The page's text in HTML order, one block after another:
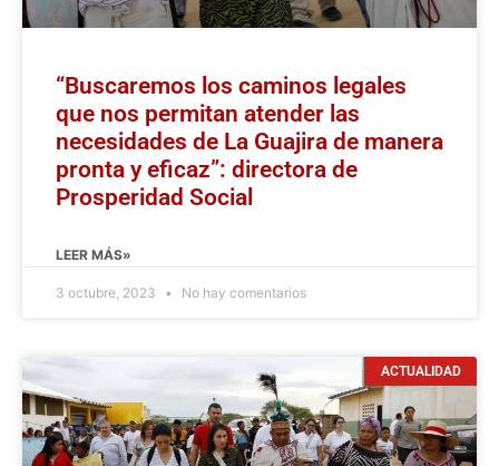
“Buscaremos los caminos legales
que nos permitan atender las
necesidades de La Guajira de manera
pronta y eficaz”: directora de
Prosperidad Social
LEER MÁS»
3 octubre, 2023 No hay comentarios
ACTUALIDAD